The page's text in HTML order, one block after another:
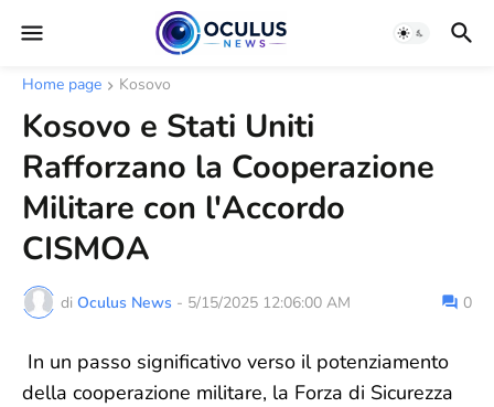
Home page Kosovo
Kosovo e Stati Uniti
Rafforzano la Cooperazione
Militare con l'Accordo
CISMOA
di Oculus News - 5/15/2025 12:06:00 AM 0
In un passo significativo verso il potenziamento
della cooperazione militare, la Forza di Sicurezza